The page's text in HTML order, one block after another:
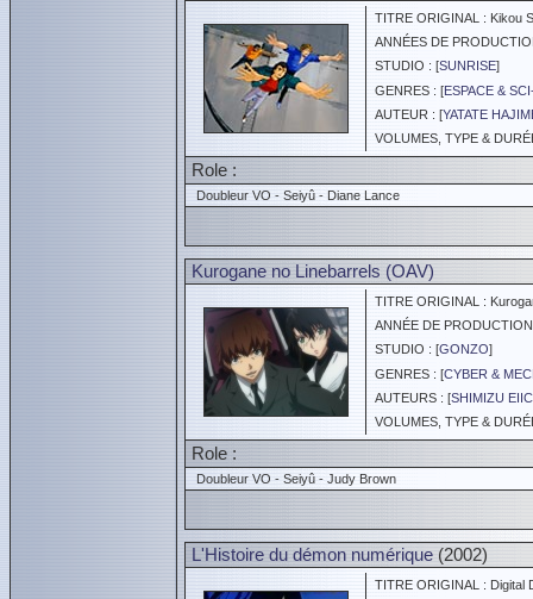
TITRE ORIGINAL : Kikou
ANNÉES DE
STUDIO : [SUNRISE]
GENRES : [ESPACE &
AUTEUR : [YATATE
VOLUMES, TYPE &
Role :
Doubleur VO - Seiyû - Diane Lance
Kurogane no Linebarrels (OAV)
TITRE ORIGINAL :
ANNÉE DE
STUDIO : [GONZO]
GENRES : [CYBER &
AUTEURS : [SHIMIZU
VOLUMES, TYPE &
Role :
Doubleur VO - Seiyû - Judy Brown
L'Histoire du démon numérique (2002)
TITRE ORIGINAL : Digital